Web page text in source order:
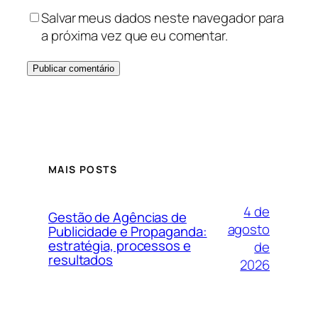
Salvar meus dados neste navegador para
a próxima vez que eu comentar.
MAIS POSTS
Gestão de Agências de
Publicidade e Propaganda:
estratégia, processos e
resultados
4 de
agosto
de
2026